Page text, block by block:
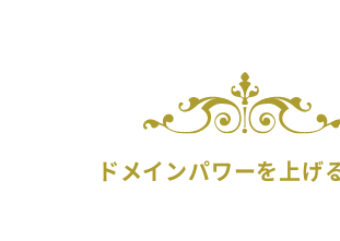
ドメインパワーを上げ